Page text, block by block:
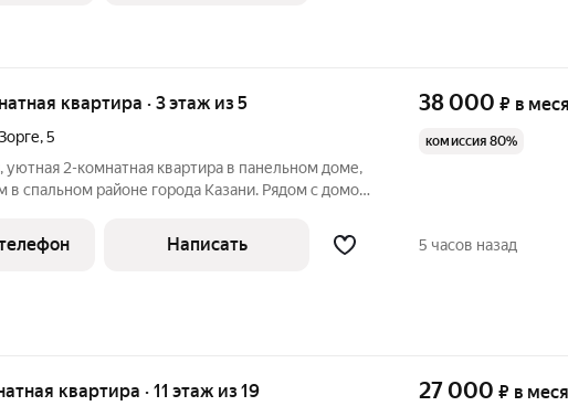
квартира · 3 этаж из 5
,5
уютная 2-комнатная квартира в панельном доме,
в спальном районе города Казани. Рядом с домом
транспорта. В квартире сделан косметический
38 000 ₽ в
комиссия 80%
Написать 5 часов назад
квартира · 11 этаж из 19 27 000 ₽ в